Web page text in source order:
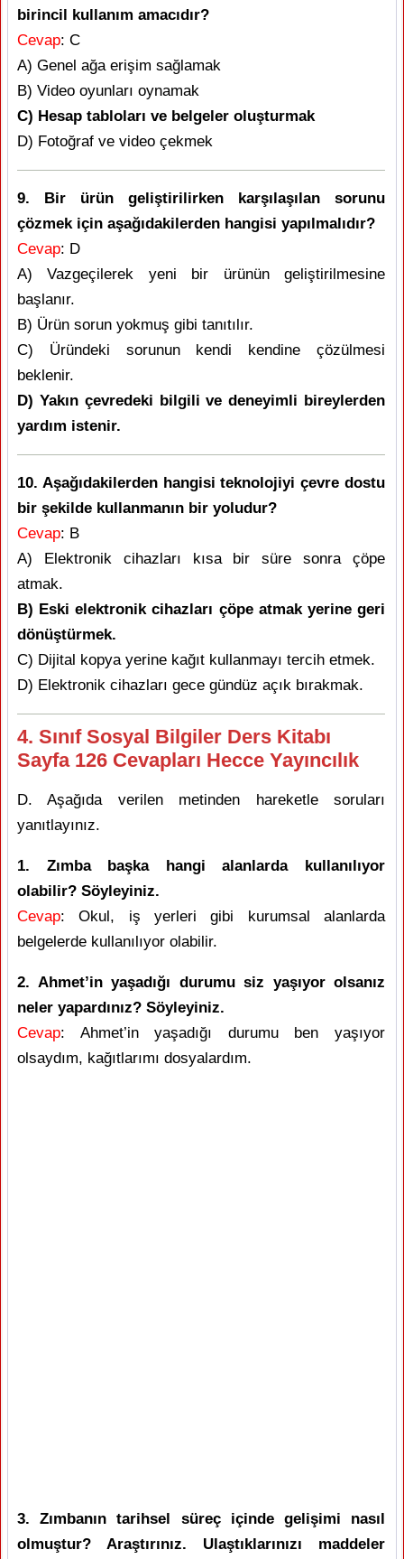
birincil kullanım amacıdır?
Cevap: C
A) Genel ağa erişim sağlamak
B) Video oyunları oynamak
C) Hesap tabloları ve belgeler oluşturmak
D) Fotoğraf ve video çekmek
9. Bir ürün geliştirilirken karşılaşılan sorunu
çözmek için aşağıdakilerden hangisi yapılmalıdır?
Cevap: D
A) Vazgeçilerek yeni bir ürünün geliştirilmesine
başlanır.
B) Ürün sorun yokmuş gibi tanıtılır.
C) Üründeki sorunun kendi kendine çözülmesi
beklenir.
D) Yakın çevredeki bilgili ve deneyimli bireylerden
yardım istenir.
10. Aşağıdakilerden hangisi teknolojiyi çevre dostu
bir şekilde kullanmanın bir yoludur?
Cevap: B
A) Elektronik cihazları kısa bir süre sonra çöpe
atmak.
B) Eski elektronik cihazları çöpe atmak yerine geri
dönüştürmek.
C) Dijital kopya yerine kağıt kullanmayı tercih etmek.
D) Elektronik cihazları gece gündüz açık bırakmak.
4. Sınıf Sosyal Bilgiler Ders Kitabı
Sayfa 126 Cevapları Hecce Yayıncılık
D. Aşağıda verilen metinden hareketle soruları
yanıtlayınız.
1. Zımba başka hangi alanlarda kullanılıyor
olabilir? Söyleyiniz.
Cevap: Okul, iş yerleri gibi kurumsal alanlarda
belgelerde kullanılıyor olabilir.
2. Ahmet’in yaşadığı durumu siz yaşıyor olsanız
neler yapardınız? Söyleyiniz.
Cevap: Ahmet’in yaşadığı durumu ben yaşıyor
olsaydım, kağıtlarımı dosyalardım.
3. Zımbanın tarihsel süreç içinde gelişimi nasıl
olmuştur? Araştırınız. Ulaştıklarınızı maddeler